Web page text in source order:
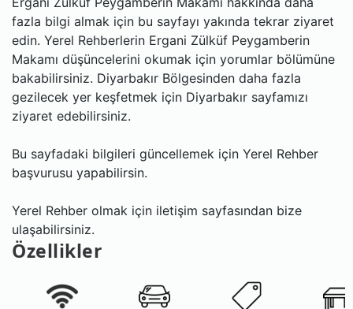
fazla bilgi almak için bu sayfayı yakında tekrar ziyaret
edin. Yerel Rehberlerin Ergani Zülküf Peygamberin
Makamı düşüncelerini okumak için yorumlar bölümüne
bakabilirsiniz. Diyarbakır Bölgesinden daha fazla
gezilecek yer keşfetmek için Diyarbakır sayfamızı
ziyaret edebilirsiniz.
Bu sayfadaki bilgileri güncellemek için Yerel Rehber
başvurusu yapabilirsin.
Yerel Rehber olmak için iletişim sayfasından bize
ulaşabilirsiniz.
Özellikler